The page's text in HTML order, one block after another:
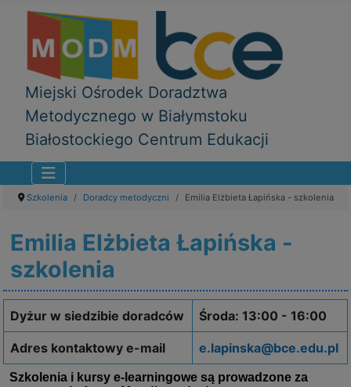
Miejski Ośrodek Doradztwa
Metodycznego w Białymstoku
Białostockiego Centrum Edukacji
Szkolenia Doradcy metodyczni Emilia Elżbieta Łapińska - szkolenia
Emilia Elżbieta Łapińska -
szkolenia
Dyżur w siedzibie doradców Środa: 13:00 - 16:00
Adres kontaktowy e-mail e.lapinska@bce.edu.pl